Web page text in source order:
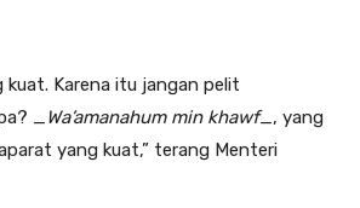
Karena itu jangan pelit
_Wa’amanahum min khawf_, yang
yang kuat,” terang Menteri